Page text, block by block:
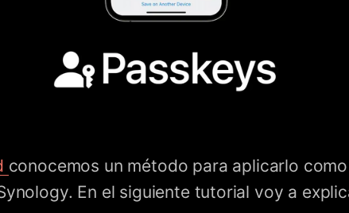
conocemos un método para aplicarlo
En el siguiente tutorial voy a